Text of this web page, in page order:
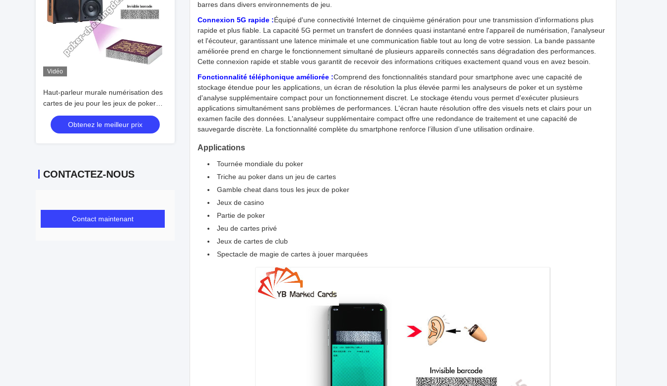
Vidéo
Haut-parleur murale numérisation des
cartes de jeu pour les jeux de poker
cachés à longue distance
Obtenez le meilleur prix
CONTACTEZ-NOUS
Contact maintenant
barres dans divers environnements de jeu.
Connexion 5G rapide :Équipé d'une connectivité Internet de cinquième génération pour une transmission d'informations plus
rapide et plus fiable. La capacité 5G permet un transfert de données quasi instantané entre l'appareil de numérisation, l'analyseur
et l'écouteur, garantissant une latence minimale et une communication fiable tout au long de votre session. La bande passante
améliorée prend en charge le fonctionnement simultané de plusieurs appareils connectés sans dégradation des performances.
Cette connexion rapide et stable vous garantit de recevoir des informations critiques exactement quand vous en avez besoin.
Fonctionnalité téléphonique améliorée :Comprend des fonctionnalités standard pour smartphone avec une capacité de
stockage étendue pour les applications, un écran de résolution la plus élevée parmi les analyseurs de poker et un système
d'analyse supplémentaire compact pour un fonctionnement discret. Le stockage étendu vous permet d'exécuter plusieurs
applications simultanément sans problèmes de performances. L'écran haute résolution offre des visuels nets et clairs pour un
examen facile des données. L'analyseur supplémentaire compact offre une redondance de traitement et une capacité de
sauvegarde discrète. La fonctionnalité complète du smartphone renforce l’illusion d’une utilisation ordinaire.
Applications
Tournée mondiale du poker
Triche au poker dans un jeu de cartes
Gamble cheat dans tous les jeux de poker
Jeux de casino
Partie de poker
Jeu de cartes privé
Jeux de cartes de club
Spectacle de magie de cartes à jouer marquées